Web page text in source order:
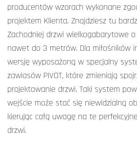
producentów wzorach wykonane
projektem Klienta. Znajdziesz tu
Zachodniej drzwi wielkogabarytowe o
nawet do 3 metrów. Dla miłośników
wersję wyposażoną w specjalny
zawiasów PIVOT, które zmieniają
projektowanie drzwi. Taki system
wejście może stać się niewidzialną
kierując całą uwagę na te
drzwi.